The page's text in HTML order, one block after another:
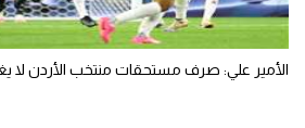
الأمير علي: صرف مستحقات منتخب الأردن لا